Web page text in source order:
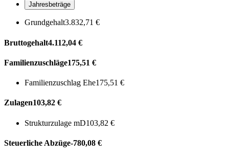
Jahresbeträge
Grundgehalt3.832,71 €
Bruttogehalt4.112,04 €
Familienzuschläge175,51 €
Familienzuschlag Ehe175,51 €
Zulagen103,82 €
Strukturzulage mD103,82 €
Steuerliche Abzüge-780,08 €